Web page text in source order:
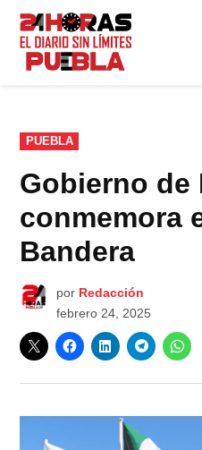
Saltar
contenido
PUBLICADO
EN
PUEBLA
Gobierno de
conmemora
Bandera
por Redacción
febrero 24, 2025